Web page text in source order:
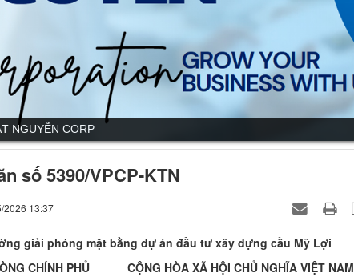
NGUYỄN CORP
số 5390/VPCP-KTN
2026 13:37
giải phóng mặt bằng dự án đầu tư xây dựng cầu Mỹ Lợi
CHÍNH PHỦ
CỘNG HÒA XÃ HỘI CHỦ NGHĨA VIỆT NAM